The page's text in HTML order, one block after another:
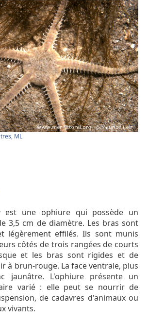
ML
est une ophiure qui possède un
3,5 cm de diamètre. Les bras sont
légèrement effilés. Ils sont munis
côtés de trois rangées de courts
et les bras sont rigides et de
à brun-rouge. La face ventrale, plus
jaunâtre. L'ophiure présente un
varié : elle peut se nourrir de
de cadavres d'animaux ou
vivants.